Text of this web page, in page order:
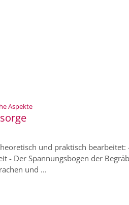
Aspekte:
und praktisch bearbeitet:
- Der Spannungsbogen der
und ...